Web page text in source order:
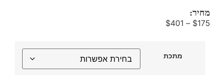
מחיר:
$175
–
$401
מתכת